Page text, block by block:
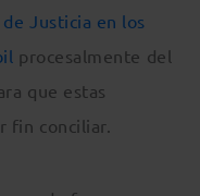
Justicia en los
procesalmente del
que estas
fin conciliar.